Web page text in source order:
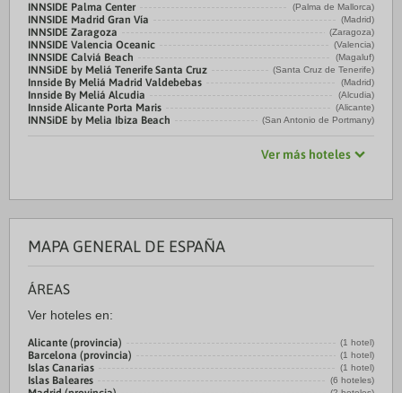
INNSIDE Palma Center (Palma de Mallorca)
INNSIDE Madrid Gran Vía (Madrid)
INNSIDE Zaragoza (Zaragoza)
INNSIDE Valencia Oceanic (Valencia)
INNSIDE Calviá Beach (Magaluf)
INNSiDE by Meliá Tenerife Santa Cruz (Santa Cruz de Tenerife)
Innside By Meliá Madrid Valdebebas (Madrid)
Innside By Meliá Alcudia (Alcudia)
Innside Alicante Porta Maris (Alicante)
INNSiDE by Melia Ibiza Beach (San Antonio de Portmany)
Ver más hoteles
MAPA GENERAL DE ESPAÑA
ÁREAS
Ver hoteles en:
Alicante (provincia) (1 hotel)
Barcelona (provincia) (1 hotel)
Islas Canarias (1 hotel)
Islas Baleares (6 hoteles)